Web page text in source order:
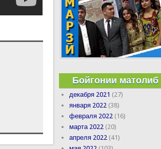
Бойгонии матолиб
декабря 2021 (27)
января 2022 (38)
февраля 2022 (16)
марта 2022 (20)
апреля 2022 (41)